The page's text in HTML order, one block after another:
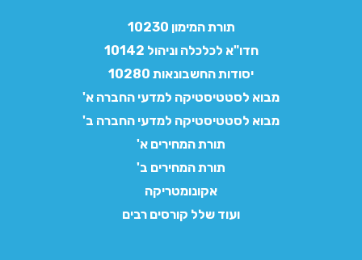
תורת המימון 10230
חדו"א לכלכלה וניהול 10142
יסודות החשבונאות 10280
מבוא לסטטיסטיקה למדעי החברה א'
מבוא לסטטיסטיקה למדעי החברה ב'
תורת המחירים א'
תורת המחירים ב'
אקונומטריקה
ועוד שלל קורסים רבים